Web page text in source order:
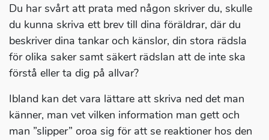
Du har svårt att prata med någon skriver du, skulle
du kunna skriva ett brev till dina föräldrar, där du
beskriver dina tankar och känslor, din stora rädsla
för olika saker samt säkert rädslan att de inte ska
förstå eller ta dig på allvar?
Ibland kan det vara lättare att skriva ned det man
känner, man vet vilken information man gett och
man ”slipper” oroa sig för att se reaktioner hos den